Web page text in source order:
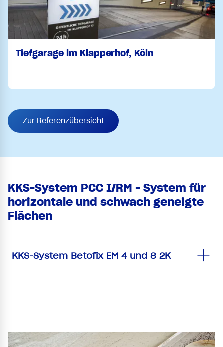
Tiefgarage im Klapperhof, Köln
Zur Referenzübersicht
KKS-System PCC I/RM - System für
horizontale und schwach geneigte
Flächen
KKS-System Betofix EM 4 und 8 2K